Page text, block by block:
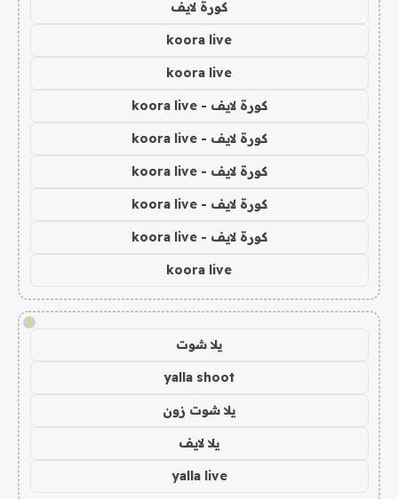
كورة لايف
koora live
koora live
كورة لايف - koora live
كورة لايف - koora live
كورة لايف - koora live
كورة لايف - koora live
كورة لايف - koora live
koora live
!
يلا شوت
yalla shoot
يلا شوت زون
يلا لايف
yalla live